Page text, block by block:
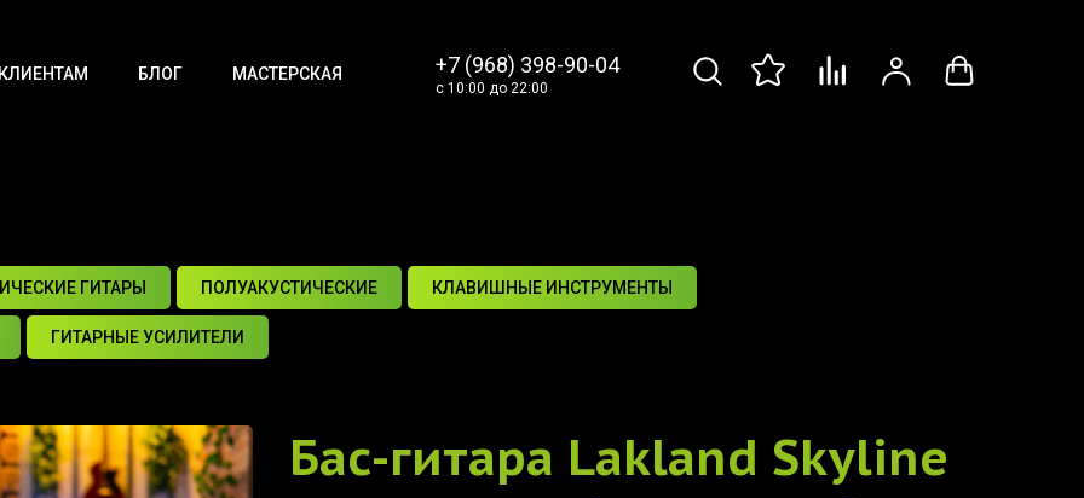
БЛОГ МАСТЕРСКАЯ +7 (968) 398-90-04
с 10:00 до 22:00
ГИТАРЫ ПОЛУАКУСТИЧЕСКИЕ КЛАВИШНЫЕ ИНСТРУМЕНТЫ
ГИТАРНЫЕ УСИЛИТЕЛИ
Бас-гитара Lakland Skyline